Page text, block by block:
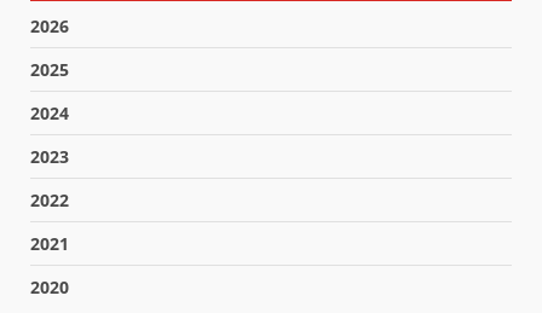
2026
2025
2024
2023
2022
2021
2020